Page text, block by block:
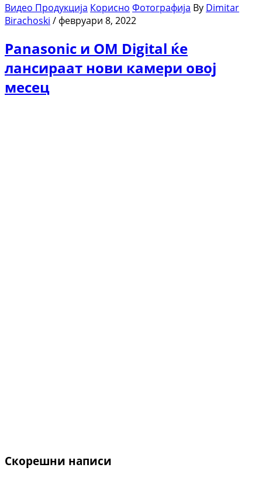
Видео Продукција Корисно Фотографија By Dimitar
Birachoski / февруари 8, 2022
Panasonic и OM Digital ќе
лансираат нови камери овој
месец
Скорешни написи